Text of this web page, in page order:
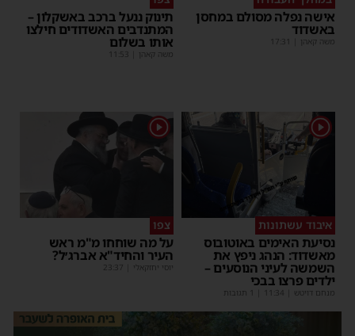
אישה נפלה מסולם במחסן
באשדוד
משה קאהן 17:31
תינוק ננעל ברכב באשקלון –
המתנדבים האשדודים חילצו
אותו בשלום
משה קאהן 11:53
1
איבוד עשתונות
נסיעת האימים באוטובוס
מאשדוד: הנהג ניפץ את
השמשה לעיני הנוסעים –
ילדים פרצו בבכי
מנחם דויטש 11:34
1
צפו
על מה שוחחו מ"מ ראש
העיר והחיד"א אברג׳ל?
יוסי יחזקאלי 23:37